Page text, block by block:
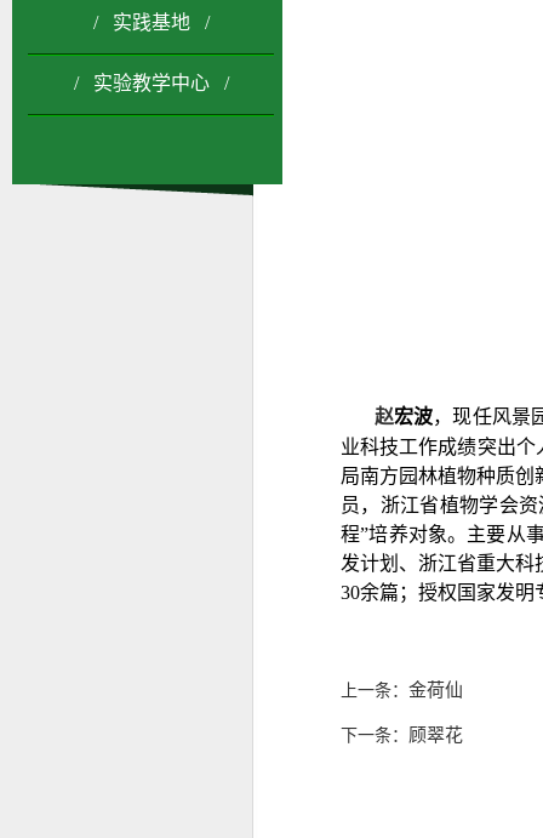
/ 实践基地 /
/ 实验教学中心 /
赵宏波，现任风景
业科技工作成绩突出个
局南方园林植物种质
员，浙江省植物学会
程”培养对象。主要从
发计划、浙江省重大科
30余篇；授权国家发明
上一条： 金荷仙
下一条： 顾翠花